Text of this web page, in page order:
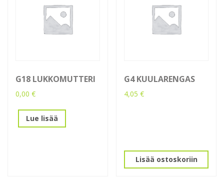
G18 LUKKOMUTTERI
0,00 €
Lue lisää
G4 KUULARENGAS
4,05€
Lisää ostoskoriin